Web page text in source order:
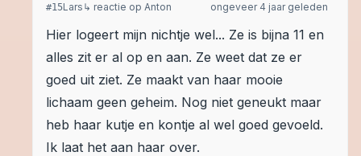
#15Lars ↳ reactie op Anton ongeveer 4 jaar geleden
Hier logeert mijn nichtje wel... Ze is bijna 11 en
alles zit er al op en aan. Ze weet dat ze er
goed uit ziet. Ze maakt van haar mooie
lichaam geen geheim. Nog niet geneukt maar
heb haar kutje en kontje al wel goed gevoeld.
Ik laat het aan haar over.